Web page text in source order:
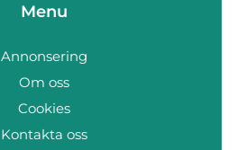
Menu
Annonsering
Om oss
Cookies
Kontakta oss